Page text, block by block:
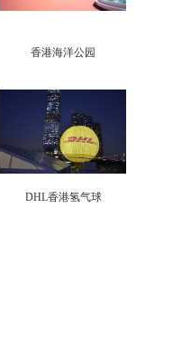
香港海洋公园
DHL香港氢气球